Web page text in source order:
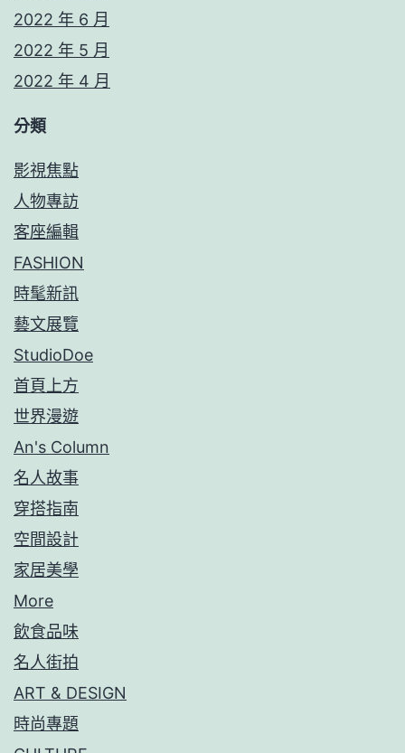
2022 年 6 月
2022 年 5 月
2022 年 4 月
分類
影視焦點
人物專訪
客座編輯
FASHION
時髦新訊
藝文展覽
StudioDoe
首頁上方
世界漫遊
An's Column
名人故事
穿搭指南
空間設計
家居美學
More
飲食品味
名人街拍
ART & DESIGN
時尚專題